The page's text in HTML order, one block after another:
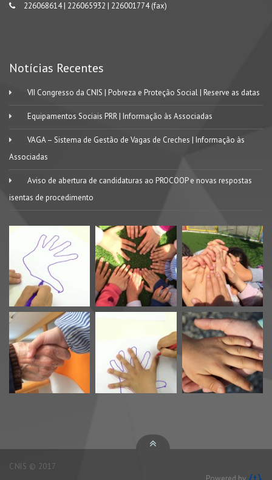
226068614 | 226065932 | 226001774 (fax)
Notícias Recentes
VII Congresso da CNIS | Pobreza e Proteção Social | Reserve as datas
Equipamentos Sociais PRR | Informação às Associadas
VAGA – Sistema de Gestão de Vagas de Creches | Informação às
Associadas
Aviso de abertura de candidaturas ao PROCOOP e novas respostas
isentas de procedimento
CNIS © 2017